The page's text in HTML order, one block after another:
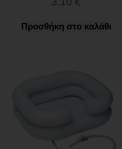
Προσθήκη στο καλάθι